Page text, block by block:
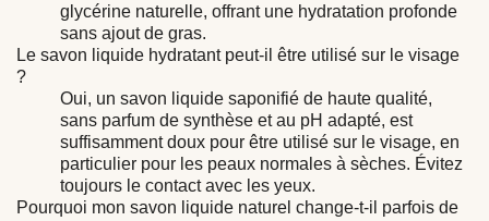
glycérine naturelle, offrant une hydratation profonde
sans ajout de gras.
Le savon liquide hydratant peut-il être utilisé sur le visage
?
Oui, un savon liquide saponifié de haute qualité,
sans parfum de synthèse et au pH adapté, est
suffisamment doux pour être utilisé sur le visage, en
particulier pour les peaux normales à sèches. Évitez
toujours le contact avec les yeux.
Pourquoi mon savon liquide naturel change-t-il parfois de